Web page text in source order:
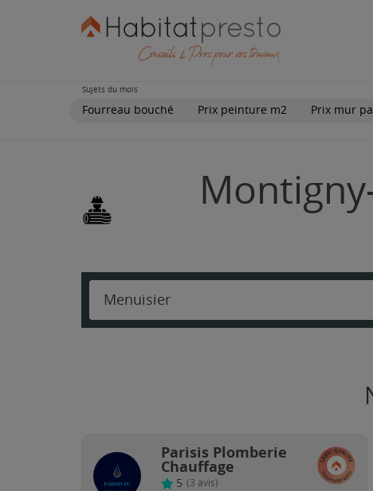
Sujets du mois
Fourreau bouché Prix peinture m2 Prix mur
Menuisier
Parisis Plomberie
Chauffage
5 (3 avis)